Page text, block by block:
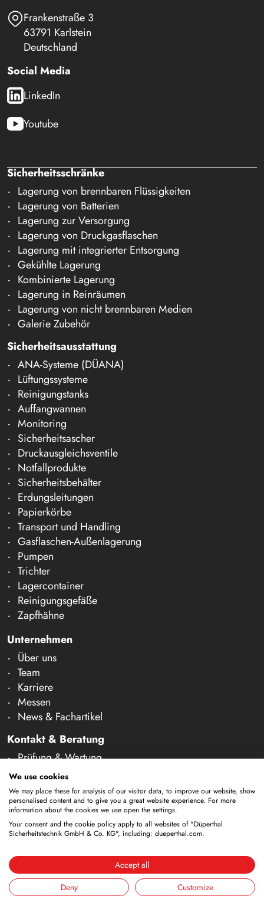
Frankenstraße 3
63791 Karlstein
Deutschland
Social Media
LinkedIn
Youtube
Sicherheitsschränke
Lagerung von brennbaren Flüssigkeiten
Lagerung von Batterien
Lagerung zur Versorgung
Lagerung von Druckgasflaschen
Lagerung mit integrierter Entsorgung
Gekühlte Lagerung
Kombinierte Lagerung
Lagerung in Reinräumen
Lagerung von nicht brennbaren Medien
Galerie Zubehör
Sicherheitsausstattung
ANA-Systeme (DÜANA)
Lüftungssysteme
Reinigungstanks
Auffangwannen
Monitoring
Sicherheitsascher
Druckausgleichsventile
Notfallprodukte
Sicherheitsbehälter
Erdungsleitungen
Papierkörbe
Transport und Handling
Gasflaschen-Außenlagerung
Pumpen
Trichter
Lagercontainer
Reinigungsgefäße
Zapfhähne
Unternehmen
Über uns
Team
Karriere
Messen
News & Fachartikel
Kontakt & Beratung
Prüfung & Wartung
Beratung
Kontakt
Technische Änderungen vorbehalten. Alle Maße und
techn. Informationen sind ca. Angaben. Irrtum und
Schreibfehler vorbehalten. Unser Angebot richtet sich
ausschließlich an Gewerbetreibende im Sinne des § 14
BGB. Ein Verkauf an Privatpersonen findet nicht statt.
Durch die Nutzung dieser Website und eine etwaige
Bestellung bestätigen Sie, dass Sie als Unternehmer
We use cookies
We may place these for analysis of our visitor data, to improve our website, show
personalised content and to give you a great website experience. For more
information about the cookies we use open the settings.
Your consent and the cookie policy apply to all websites of "Düperthal
Sicherheitstechnik GmbH & Co. KG", including: dueperthal.com.
Accept all
Deny
Customize